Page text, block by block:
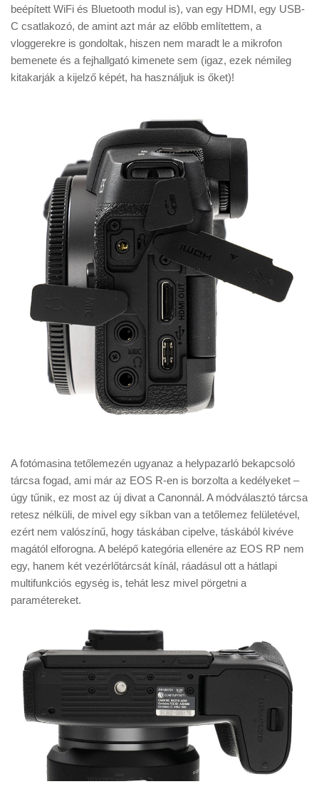
beépített WiFi és Bluetooth modul is), van egy HDMI, egy USB-
C csatlakozó, de amint azt már az előbb említettem, a
vloggerekre is gondoltak, hiszen nem maradt le a mikrofon
bemenete és a fejhallgató kimenete sem (igaz, ezek némileg
kitakarják a kijelző képét, ha használjuk is őket)!
A fotómasina tetőlemezén ugyanaz a helypazarló bekapcsoló
tárcsa fogad, ami már az EOS R-en is borzolta a kedélyeket –
úgy tűnik, ez most az új divat a Canonnál. A módválasztó tárcsa
retesz nélküli, de mivel egy síkban van a tetőlemez felületével,
ezért nem valószínű, hogy táskában cipelve, táskából kivéve
magától elforogna. A belépő kategória ellenére az EOS RP nem
egy, hanem két vezérlőtárcsát kínál, ráadásul ott a hátlapi
multifunkciós egység is, tehát lesz mivel pörgetni a
paramétereket.